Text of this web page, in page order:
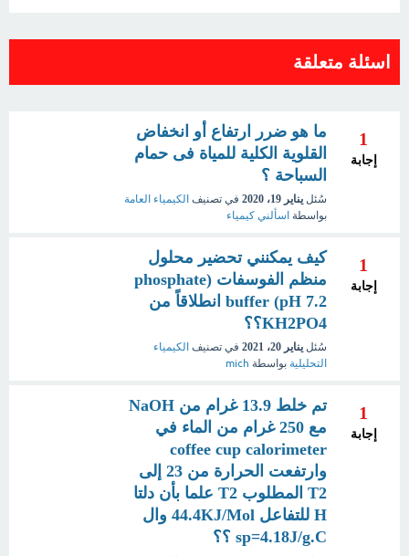
اسئلة متعلقة
1
إجابة
ما هو ضرر ارتفاع أو انخفاض
القلوية الكلية للمياة فى حمام
السباحة ؟
سُئل يناير 19، 2020 في تصنيف الكيمياء العامة
بواسطة اسألني كيمياء
1
إجابة
كيف يمكنني تحضير محلول
منظم الفوسفات (phosphate
buffer (pH 7.2 انطلاقاً من
KH2PO4؟؟
سُئل يناير 20، 2021 في تصنيف الكيمياء
التحليلية بواسطة mich
1
إجابة
تم خلط 13.9 غرام من NaOH
مع 250 غرام من الماء في
coffee cup calorimeter
وارتفعت الحرارة من 23 إلى
T2 المطلوب T2 علما بأن دلتا
H للتفاعل 44.4KJ/Mol وال
sp=4.18J/g.C ؟؟